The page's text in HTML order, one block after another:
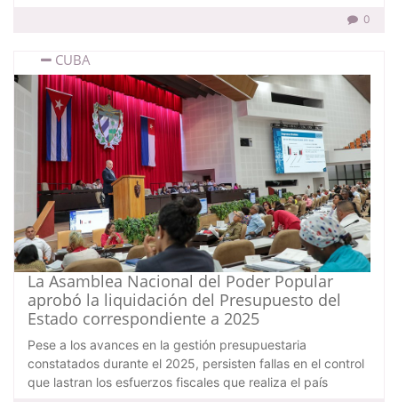
0
CUBA
La Asamblea Nacional del Poder Popular
aprobó la liquidación del Presupuesto del
Estado correspondiente a 2025
Pese a los avances en la gestión presupuestaria
constatados durante el 2025, persisten fallas en el control
que lastran los esfuerzos fiscales que realiza el país